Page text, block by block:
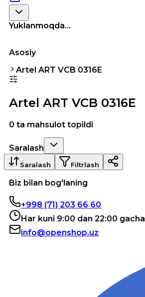
Yuklanmoqda...
Asosiy
Artel ART VCB 0316E
Artel ART VCB 0316E
0 ta mahsulot topildi
Saralash
Saralash Filtrlash
Biz bilan bog'laning
+998 (71) 203 66 60
Har kuni 9:00 dan 22:00 gacha
info@openshop.uz